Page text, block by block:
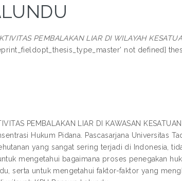
PEMBALAKAN LIAR DI WILAYAH
not defined]
PEMBALAKAN LIAR DI KAWASAN KESATUAN
Hukum Pidana. Pascasarjana Universitas
yang sangat sering terjadi di Indonesia,
mengetahui bagaimana proses penegakan
serta untuk mengetahui faktor-faktor yang